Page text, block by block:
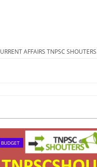
AFFAIRS TNPSC
BUDGET